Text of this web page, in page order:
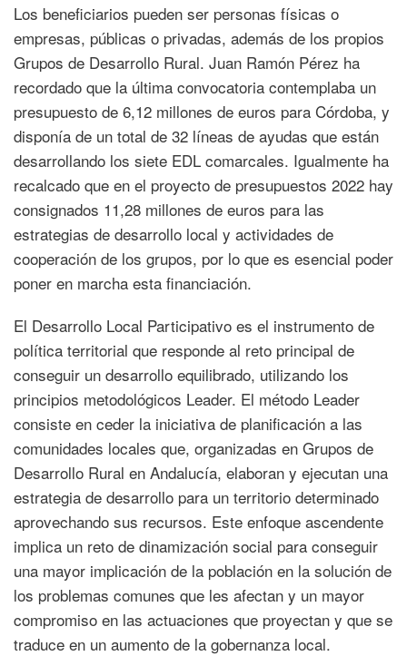
Los beneficiarios pueden ser personas físicas o
empresas, públicas o privadas, además de los propios
Grupos de Desarrollo Rural. Juan Ramón Pérez ha
recordado que la última convocatoria contemplaba un
presupuesto de 6,12 millones de euros para Córdoba, y
disponía de un total de 32 líneas de ayudas que están
desarrollando los siete EDL comarcales. Igualmente ha
recalcado que en el proyecto de presupuestos 2022 hay
consignados 11,28 millones de euros para las
estrategias de desarrollo local y actividades de
cooperación de los grupos, por lo que es esencial poder
poner en marcha esta financiación.
El Desarrollo Local Participativo es el instrumento de
política territorial que responde al reto principal de
conseguir un desarrollo equilibrado, utilizando los
principios metodológicos Leader. El método Leader
consiste en ceder la iniciativa de planificación a las
comunidades locales que, organizadas en Grupos de
Desarrollo Rural en Andalucía, elaboran y ejecutan una
estrategia de desarrollo para un territorio determinado
aprovechando sus recursos. Este enfoque ascendente
implica un reto de dinamización social para conseguir
una mayor implicación de la población en la solución de
los problemas comunes que les afectan y un mayor
compromiso en las actuaciones que proyectan y que se
traduce en un aumento de la gobernanza local.